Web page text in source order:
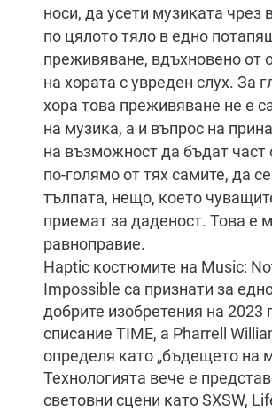
носи, да усети музиката чрез
по цялото тяло в едно
преживяване, вдъхновено от
на хората с увреден слух. За
хора това преживяване не е
на музика, а и въпрос на
на възможност да бъдат част
по-голямо от тях самите, да
тълпата, нещо, което
приемат за даденост. Това е
равноправие.
Haptic костюмите на Music:
Impossible са признати за
добрите изобретения на 2023
списание TIME, а Pharrell
определя като „бъдещето на
Технологията вече е
световни сцени като SXSW,